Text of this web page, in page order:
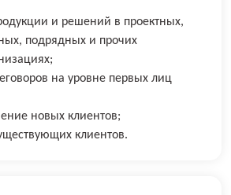
и решений в проектных,
подрядных и прочих
на уровне первых лиц
новых клиентов;
клиентов.